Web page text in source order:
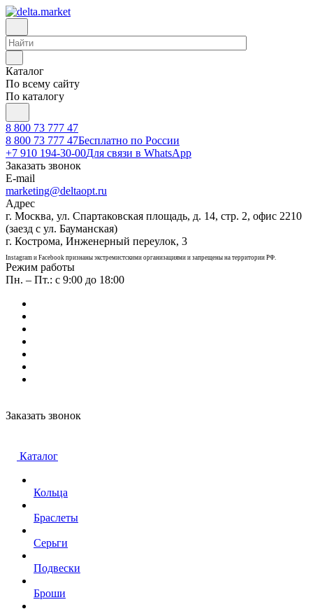
Каталог
По всему сайту
По каталогу
8 800 73 777 47
8 800 73 777 47Бесплатно по России
+7 910 194-30-00Для связи в WhatsApp
Заказать звонок
E-mail
marketing@deltaopt.ru
Адрес
г. Москва, ул. Спартаковская площадь, д. 14, стр. 2, офис 2210
(заезд с ул. Бауманская)
г. Кострома, Инженерный переулок, 3
Instagram и Facebook признаны экстремистскими организациями и запрещены на территории РФ.
Режим работы
Пн. – Пт.: с 9:00 до 18:00
Заказать звонок
Каталог
Кольца
Браслеты
Серьги
Подвески
Броши